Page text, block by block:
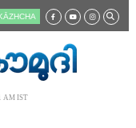
AM IST